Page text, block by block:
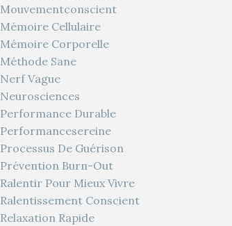
Mouvementconscient
Mémoire Cellulaire
Mémoire Corporelle
Méthode Sane
Nerf Vague
Neurosciences
Performance Durable
Performancesereine
Processus De Guérison
Prévention Burn-Out
Ralentir Pour Mieux Vivre
Ralentissement Conscient
Relaxation Rapide